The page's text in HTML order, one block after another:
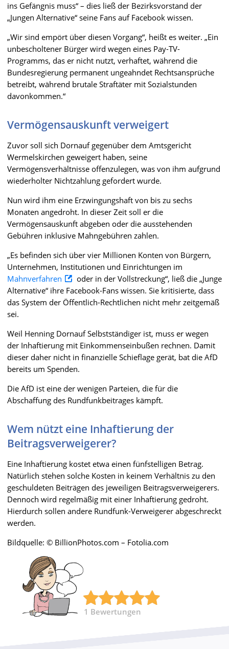
ins Gefängnis muss“ – dies ließ der Bezirksvorstand der
„Jungen Alternative“ seine Fans auf Facebook wissen.
„Wir sind empört über diesen Vorgang“, heißt es weiter. „Ein
unbescholtener Bürger wird wegen eines Pay-TV-
Programms, das er nicht nutzt, verhaftet, während die
Bundesregierung permanent ungeahndet Rechtsansprüche
betreibt, während brutale Straftäter mit Sozialstunden
davonkommen.“
Vermögensauskunft verweigert
Zuvor soll sich Dornauf gegenüber dem Amtsgericht
Wermelskirchen geweigert haben, seine
Vermögensverhältnisse offenzulegen, was von ihm aufgrund
wiederholter Nichtzahlung gefordert wurde.
Nun wird ihm eine Erzwingungshaft von bis zu sechs
Monaten angedroht. In dieser Zeit soll er die
Vermögensauskunft abgeben oder die ausstehenden
Gebühren inklusive Mahngebühren zahlen.
„Es befinden sich über vier Millionen Konten von Bürgern,
Unternehmen, Institutionen und Einrichtungen im
Mahnverfahren
oder in der Vollstreckung“, ließ die „Junge
Alternative“ ihre Facebook-Fans wissen. Sie kritisierte, dass
das System der Öffentlich-Rechtlichen nicht mehr zeitgemäß
sei.
Weil Henning Dornauf Selbstständiger ist, muss er wegen
der Inhaftierung mit Einkommenseinbußen rechnen. Damit
dieser daher nicht in finanzielle Schieflage gerät, bat die AfD
bereits um Spenden.
Die AfD ist eine der wenigen Parteien, die für die
Abschaffung des Rundfunkbeitrages kämpft.
Wem nützt eine Inhaftierung der
Beitragsverweigerer?
Eine Inhaftierung kostet etwa einen fünfstelligen Betrag.
Natürlich stehen solche Kosten in keinem Verhältnis zu den
geschuldeten Beiträgen des jeweiligen Beitragsverweigerers.
Dennoch wird regelmäßig mit einer Inhaftierung gedroht.
Hierdurch sollen andere Rundfunk-Verweigerer abgeschreckt
werden.
Bildquelle: © BillionPhotos.com – Fotolia.com
1 Bewertungen